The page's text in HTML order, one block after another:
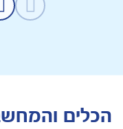
הכלים